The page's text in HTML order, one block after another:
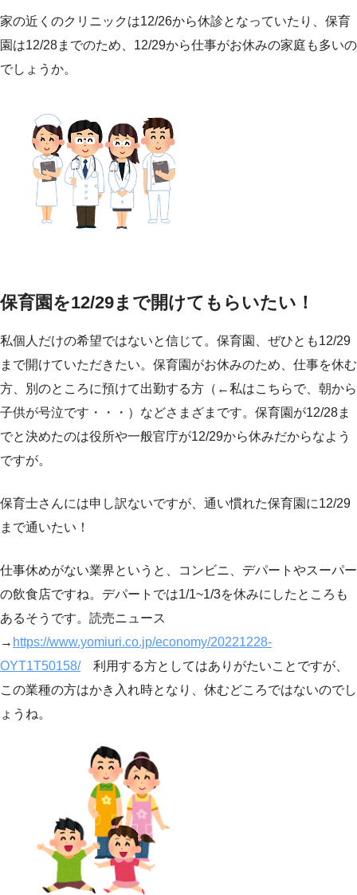
家の近くのクリニックは12/26から休診となっていたり、保育
園は12/28までのため、12/29から仕事がお休みの家庭も多いの
でしょうか。
保育園を12/29まで開けてもらいたい！
私個人だけの希望ではないと信じて。保育園、ぜひとも12/29
まで開けていただきたい。保育園がお休みのため、仕事を休む
方、別のところに預けて出勤する方（←私はこちらで、朝から
子供が号泣です・・・）などさまざまです。保育園が12/28ま
でと決めたのは役所や一般官庁が12/29から休みだからなよう
ですが。
保育士さんには申し訳ないですが、通い慣れた保育園に12/29
まで通いたい！
仕事休めがない業界というと、コンビニ、デパートやスーパー
の飲食店ですね。デパートでは1/1~1/3を休みにしたところも
あるそうです。読売ニュース
→ https://www.yomiuri.co.jp/economy/20221228-
OYT1T50158/利用する方としてはありがたいことですが、
この業種の方はかき入れ時となり、休むどころではないのでし
ょうね。